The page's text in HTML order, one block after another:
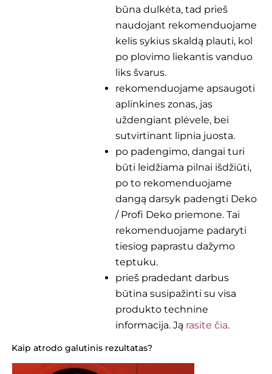
būna dulkėta, tad prieš
naudojant rekomenduojame
kelis sykius skaldą plauti, kol
po plovimo liekantis vanduo
liks švarus.
rekomenduojame apsaugoti
aplinkines zonas, jas
uždengiant plėvele, bei
sutvirtinant lipnia juosta.
po padengimo, dangai turi
būti leidžiama pilnai išdžiūti,
po to rekomenduojame
dangą darsyk padengti Deko
/ Profi Deko priemone. Tai
rekomenduojame padaryti
tiesiog paprastu dažymo
teptuku.
prieš pradedant darbus
būtina susipažinti su visa
produkto technine
informacija. Ją rasite čia.
Kaip atrodo galutinis rezultatas?